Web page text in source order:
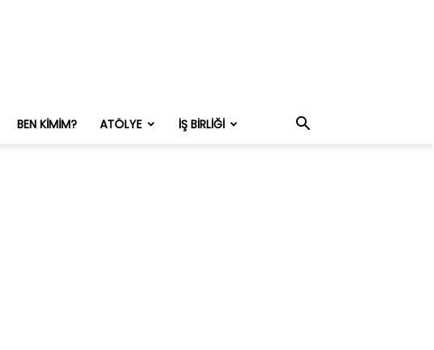
BEN KIMIM? ATÖLYE İŞ BIRLIĞI